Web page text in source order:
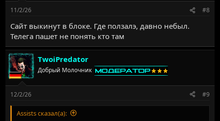
11/2/26 #8
Сайт выкинут в блоке. Где ползалэ, давно небыл.
Телега пашет не понять кто там
TwoiPredator
Добрый Молочник
12/2/26 #9
Assists сказал(а):